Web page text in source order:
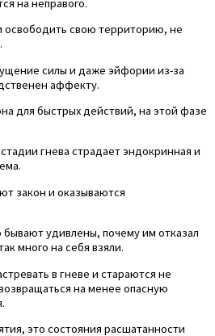
на неправого.
освободить свою территорию, не
силы и даже эйфории из-за
аффекту.
для быстрых действий, на этой фазе
гнева страдает эндокринная и
закон и оказываются
удивлены, почему им отказал
много на себя взяли.
в гневе и стараются не
на менее опасную
это состояния расшатанности